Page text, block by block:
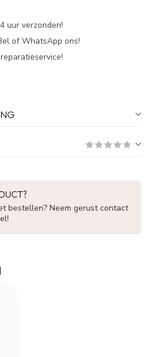
uur verzonden!
of WhatsApp ons!
bestellen? Neem gerust contact